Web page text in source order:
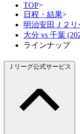
TOP>
日程・結果>
明治安田Ｊ２リ
大分 vs 千葉
ラインナップ
Ｊリーグ公式サービス